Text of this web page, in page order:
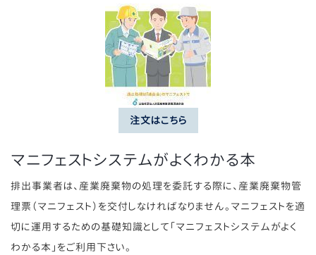
注文はこちら
マニフェストシステムがよくわかる本
排出事業者は、産業廃棄物の処理を委託する際に、産業廃棄物管
理票（マニフェスト）を交付しなければなりません。マニフェストを適
切に運用するための基礎知識として「マニフェストシステムがよく
わかる本」をご利用下さい。